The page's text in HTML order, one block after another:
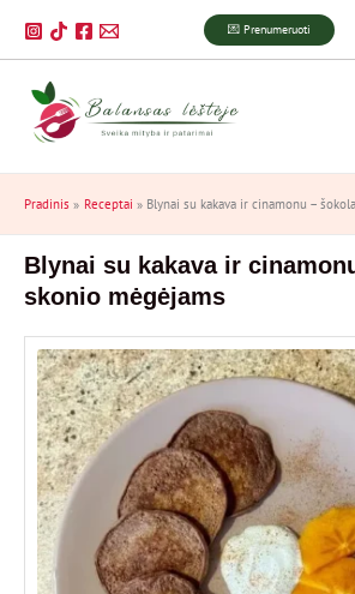
prie
turinio
💌 Prenumeruoti
Pradinis Receptai Blynai su kakava ir cinamonu –
Blynai su kakava ir
skonio mėgėjams
P
i
e